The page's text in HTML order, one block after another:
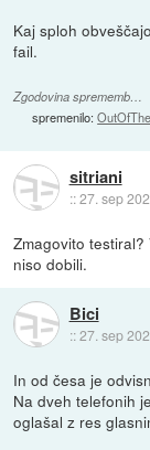
Kaj sploh
fail.
Zgodovina sprememb…
spremenilo:
sitriani
::27. sep
Zmagovito
niso dobili.
Bici
::27. sep
In od česa je
Na dveh telefonih
oglašal z res